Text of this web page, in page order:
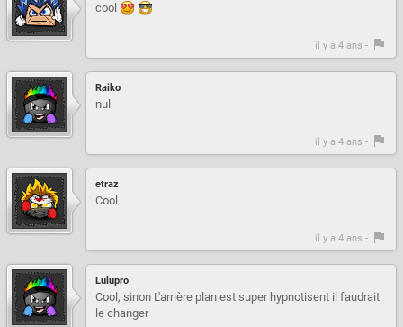
cool
il y a 4 ans -
Raiko
nul
il y a 4 ans -
etraz
Cool
il y a 4 ans -
Lulupro
Cool, sinon L'arrière plan est super hypnotisent il faudrait
le changer